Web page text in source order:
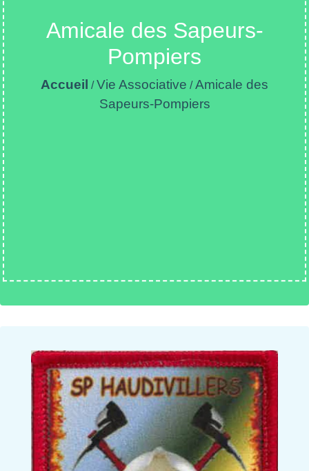
Amicale des Sapeurs-
Pompiers
Accueil /Vie Associative /Amicale des
Sapeurs-Pompiers